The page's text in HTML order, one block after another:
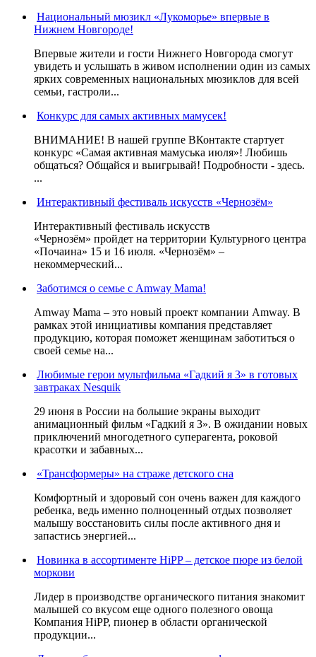
Национальный мюзикл «Лукоморье» впервые в
Нижнем Новгороде!
Впервые жители и гости Нижнего Новгорода смогут
увидеть и услышать в живом исполнении один из самых
ярких современных национальных мюзиклов для всей
семьи, гастроли...
Конкурс для самых активных мамусек!
ВНИМАНИЕ! В нашей группе ВКонтакте стартует
конкурс «Самая активная мамуська июля»! Любишь
общаться? Общайся и выигрывай! Подробности - здесь.
...
Интерактивный фестиваль искусств «Чернозём»
Интерактивный фестиваль искусств
«Чернозём» пройдет на территории Культурного центра
«Почаина» 15 и 16 июля. «Чернозём» –
некоммерческий...
Заботимся о семье с Amway Mama!
Amway Mama – это новый проект компании Amway. В
рамках этой инициативы компания представляет
продукцию, которая поможет женщинам заботиться о
своей семье на...
Любимые герои мультфильма «Гадкий я 3» в готовых
завтраках Nesquik
29 июня в России на большие экраны выходит
анимационный фильм «Гадкий я 3». В ожидании новых
приключений многодетного суперагента, роковой
красотки и забавных...
«Трансформеры» на страже детского сна
Комфортный и здоровый сон очень важен для каждого
ребенка, ведь именно полноценный отдых позволяет
малышу восстановить силы после активного дня и
запастись энергией...
Новинка в ассортименте HiPP – детское пюре из белой
моркови
Лидер в производстве органического питания знакомит
малышей со вкусом еще одного полезного овоща
Компания HiPP, пионер в области органической
продукции...